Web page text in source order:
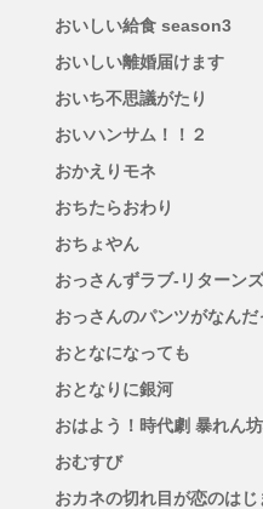
おいしい給食 season3
おいしい離婚届けます
おいち不思議がたり
おいハンサム！！２
おかえりモネ
おちたらおわり
おちょやん
おっさんずラブ-リターン
おっさんのパンツがなんだ
おとなになっても
おとなりに銀河
おはよう！時代劇 暴れん
おむすび
おカネの切れ目が恋のはじ